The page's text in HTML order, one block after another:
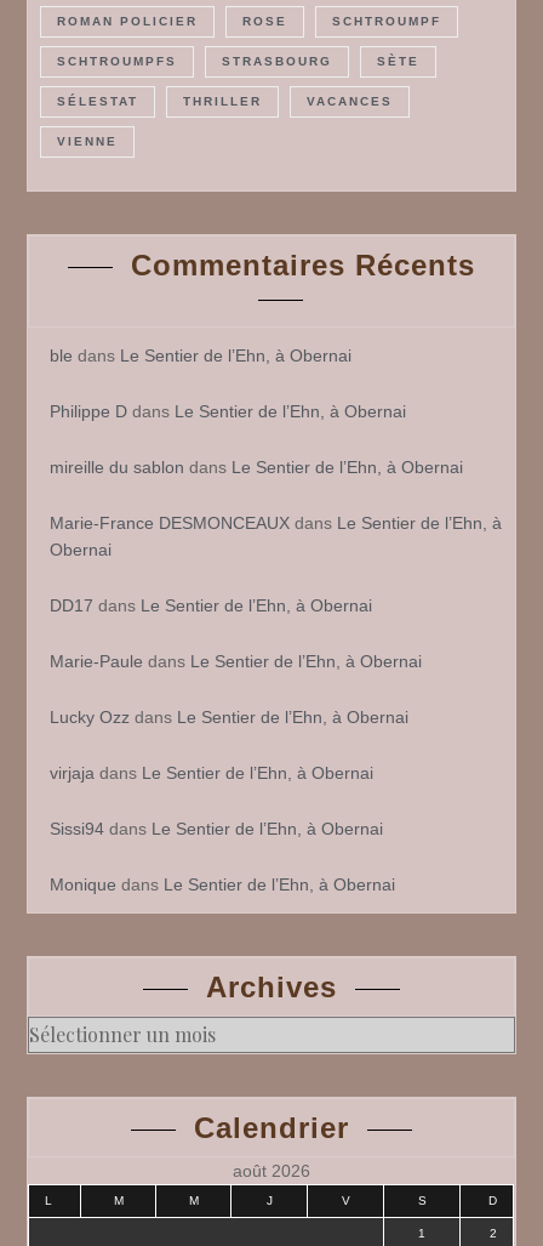
ROMAN POLICIER ROSE SCHTROUMPF
SCHTROUMPFS STRASBOURG SÈTE
SÉLESTAT THRILLER VACANCES
VIENNE
Commentaires Récents
ble dans Le Sentier de l’Ehn, à Obernai
Philippe D dans Le Sentier de l’Ehn, à Obernai
mireille du sablon dans Le Sentier de l’Ehn, à Obernai
Marie-France DESMONCEAUX dans Le Sentier de l’Ehn, à
Obernai
DD17 dans Le Sentier de l’Ehn, à Obernai
Marie-Paule dans Le Sentier de l’Ehn, à Obernai
Lucky Ozz dans Le Sentier de l’Ehn, à Obernai
virjaja dans Le Sentier de l’Ehn, à Obernai
Sissi94 dans Le Sentier de l’Ehn, à Obernai
Monique dans Le Sentier de l’Ehn, à Obernai
Archives
Archives
Calendrier
août 2026
L M M J V S D
1 2